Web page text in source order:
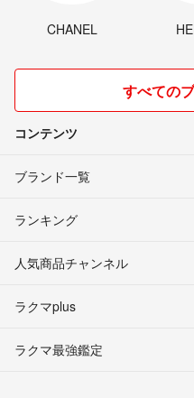
CHANEL
すべての
コンテンツ
ブランド一覧
ランキング
人気商品チャンネル
ラクマplus
ラクマ最強鑑定